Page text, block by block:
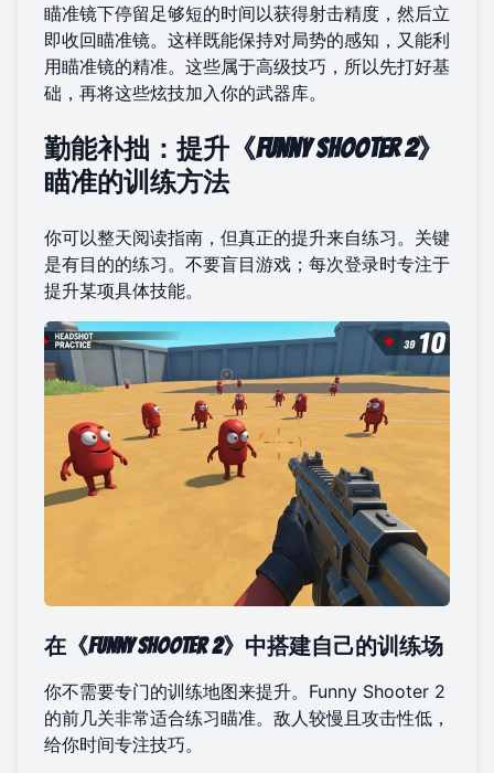
瞄准镜下停留足够短的时间以获得射击精度，然后立
即收回瞄准镜。这样既能保持对局势的感知，又能利
用瞄准镜的精准。这些属于高级技巧，所以先打好基
础，再将这些炫技加入你的武器库。
勤能补拙：提升《Funny Shooter 2》
瞄准的训练方法
你可以整天阅读指南，但真正的提升来自练习。关键
是有目的的练习。不要盲目游戏；每次登录时专注于
提升某项具体技能。
在《Funny Shooter 2》中搭建自己的训练场
你不需要专门的训练地图来提升。Funny Shooter 2
的前几关非常适合练习瞄准。敌人较慢且攻击性低，
给你时间专注技巧。